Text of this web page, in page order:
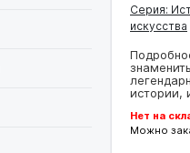
Серия:
искусства
истории,
Нет на
Можно